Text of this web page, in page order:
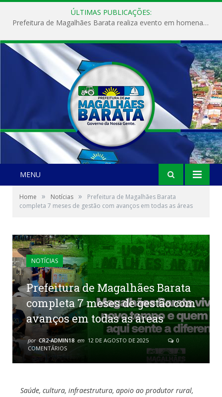
ÚLTIMAS PUBLICAÇÕES:
Prefeitura de Magalhães Barata realiza evento em homenagem ao Dia Internacional da Mulher
MENU
Home » Notícias »
Prefeitura de Magalhães Barata
completa 7 meses de gestão com avanços em todas as áreas
NOTÍCIAS
Prefeitura de Magalhães Barata
completa 7 meses de gestão com
avanços em todas as áreas
por CR2-ADMIN18 em 12 DE AGOSTO DE 2025
0
COMENTÁRIOS
Saúde, cultura, infraestrutura, apoio ao produtor rural,